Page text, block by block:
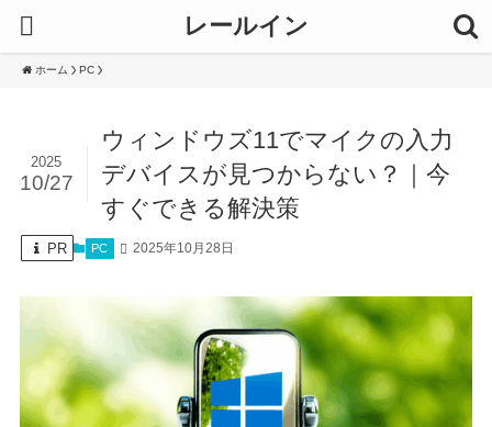
レールイン
ホーム PC
ウィンドウズ11でマイクの入力
デバイスが見つからない？｜今
すぐできる解決策
2025
10/27
PR PC 2025年10月28日